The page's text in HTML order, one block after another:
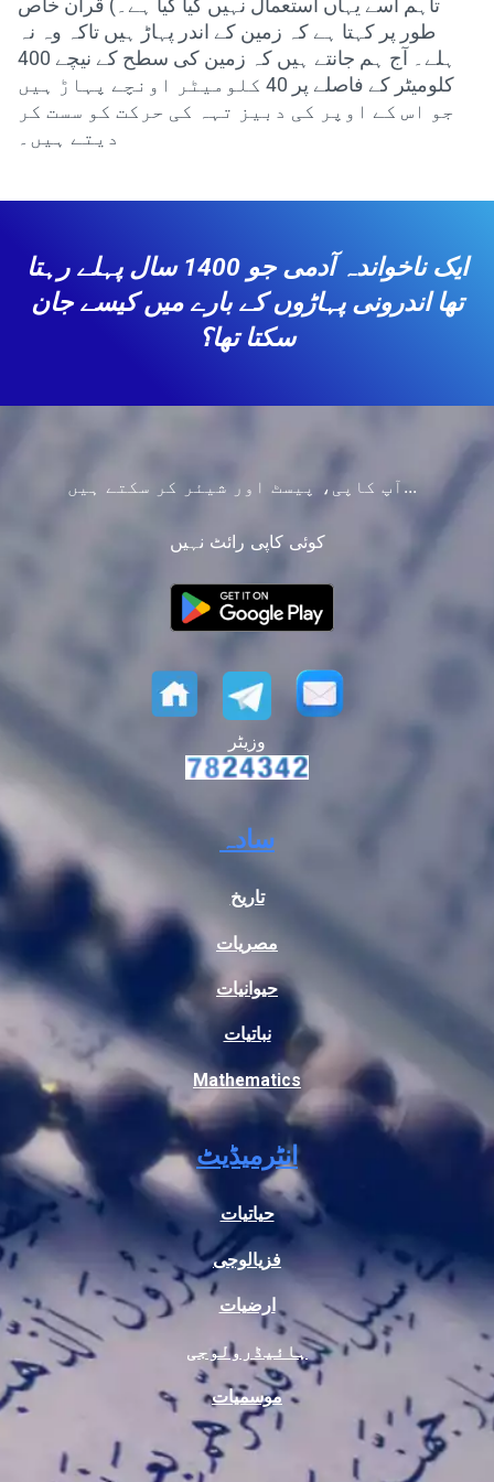
تاہم اسے یہاں استعمال نہیں کیا گیا ہے۔) قرآن خاص
طور پر کہتا ہے کہ زمین کے اندر پہاڑ ہیں تاکہ وہ نہ
ہلے۔ آج ہم جانتے ہیں کہ زمین کی سطح کے نیچے 400
کلومیٹر کے فاصلے پر 40 کلومیٹر اونچے پہاڑ ہیں
جو اس کے اوپر کی دبیز تہہ کی حرکت کو سست کر
دیتے ہیں۔
ایک ناخواندہ آدمی جو 1400 سال پہلے رہتا
تھا اندرونی پہاڑوں کے بارے میں کیسے جان
سکتا تھا؟
آپ کاپی، پیسٹ اور شیئر کر سکتے ہیں...
کوئی کاپی رائٹ نہیں
وزیٹر
سادہ
تاریخ
مصریات
حیوانیات
نباتیات
Mathematics
انٹرمیڈیٹ
حیاتیات
فزیالوجی
ارضیات
ہائیڈرولوجی
موسمیات